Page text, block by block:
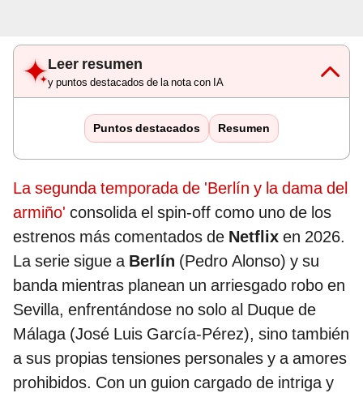
Leer resumen
y puntos destacados de la nota con IA
Puntos destacados Resumen
La segunda temporada de 'Berlín y la dama del
armiño' consolida el spin-off como uno de los
estrenos más comentados de Netflix en 2026.
La serie sigue a Berlín (Pedro Alonso) y su
banda mientras planean un arriesgado robo en
Sevilla, enfrentándose no solo al Duque de
Málaga (José Luis García-Pérez), sino también
a sus propias tensiones personales y a amores
prohibidos. Con un guion cargado de intriga y